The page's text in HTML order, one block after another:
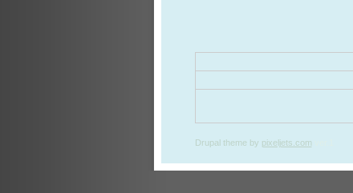
Drupal theme by pixeljets.com